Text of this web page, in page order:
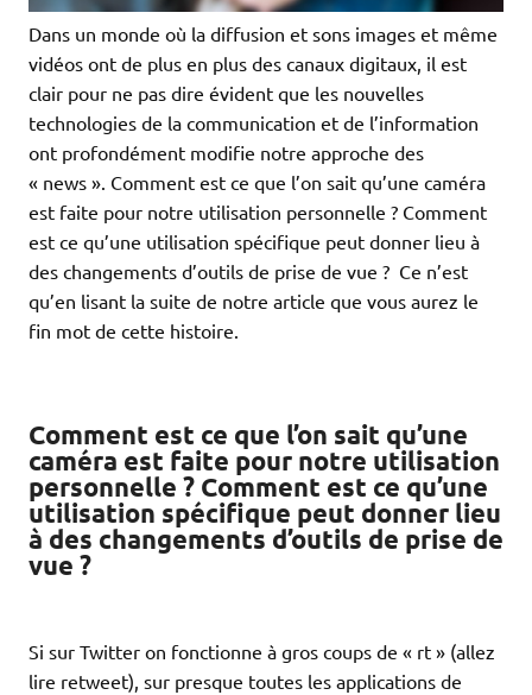
Dans un monde où la diffusion et sons images et même
vidéos ont de plus en plus des canaux digitaux, il est
clair pour ne pas dire évident que les nouvelles
technologies de la communication et de l’information
ont profondément modifie notre approche des
« news ». Comment est ce que l’on sait qu’une caméra
est faite pour notre utilisation personnelle ? Comment
est ce qu’une utilisation spécifique peut donner lieu à
des changements d’outils de prise de vue ? Ce n’est
qu’en lisant la suite de notre article que vous aurez le
fin mot de cette histoire.
Comment est ce que l’on sait qu’une
caméra est faite pour notre utilisation
personnelle ? Comment est ce qu’une
utilisation spécifique peut donner lieu
à des changements d’outils de prise de
vue ?
Si sur Twitter on fonctionne à gros coups de « rt » (allez
lire retweet), sur presque toutes les applications de